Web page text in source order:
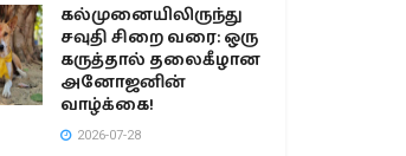
கல்முனையிலிருந்து
சவுதி சிறை வரை: ஒரு
கருத்தால் தலைகீழான
அனோஜனின்
வாழ்க்கை!
2026-07-28